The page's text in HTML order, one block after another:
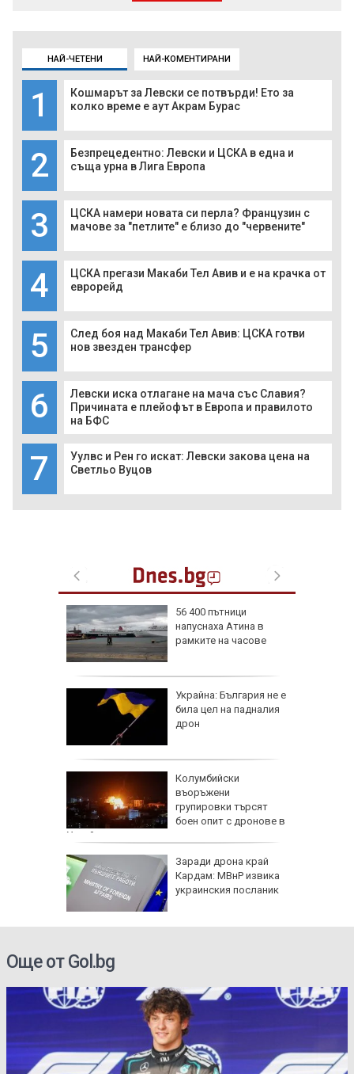
НАЙ-ЧЕТЕНИ НАЙ-КОМЕНТИРАНИ
1
Кошмарът за Левски се потвърди! Ето за
колко време е аут Акрам Бурас
2
Безпрецедентно: Левски и ЦСКА в една и
съща урна в Лига Европа
3
ЦСКА намери новата си перла? Французин с
мачове за "петлите" е близо до "червените"
4
ЦСКА прегази Макаби Тел Авив и е на крачка от
еврорейд
5
След боя над Макаби Тел Авив: ЦСКА готви
нов звезден трансфер
6
Левски иска отлагане на мача със Славия?
Причината е плейофът в Европа и правилото
на БФС
7
Уулвс и Рен го искат: Левски закова цена на
Светльо Вуцов
56 400 пътници
напуснаха Атина в
рамките на часове
Украйна: България не е
била цел на падналия
дрон
Колумбийски
въоръжени
групировки търсят
боен опит с дронове в
Украйна
Заради дрона край
Кардам: МВнР извика
украинския посланик
Още от Gol.bg